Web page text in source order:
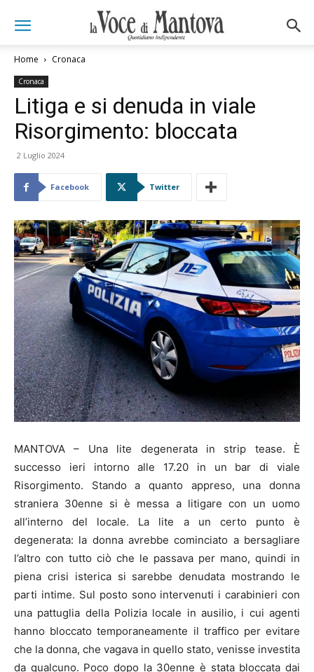
Home Cronaca
Cronaca
Litiga e si denuda in viale
Risorgimento: bloccata
2 Luglio 2024
Facebook Twitter
MANTOVA – Una lite degenerata in strip tease. È
successo ieri intorno alle 17.20 in un bar di viale
Risorgimento. Stando a quanto appreso, una donna
straniera 30enne si è messa a litigare con un uomo
all’interno del locale. La lite a un certo punto è
degenerata: la donna avrebbe cominciato a bersagliare
l’altro con tutto ciò che le passava per mano, quindi in
piena crisi isterica si sarebbe denudata mostrando le
parti intime. Sul posto sono intervenuti i carabinieri con
una pattuglia della Polizia locale in ausilio, i cui agenti
hanno bloccato temporaneamente il traffico per evitare
che la donna, che vagava in quello stato, venisse investita
da qualcuno. Poco dopo la 30enne è stata bloccata dai